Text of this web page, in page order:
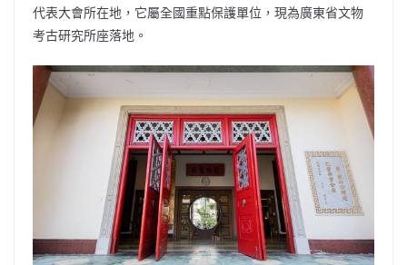
代表大會所在地，它屬全國重點保護單位，現為廣東省文物
考古研究所座落地。